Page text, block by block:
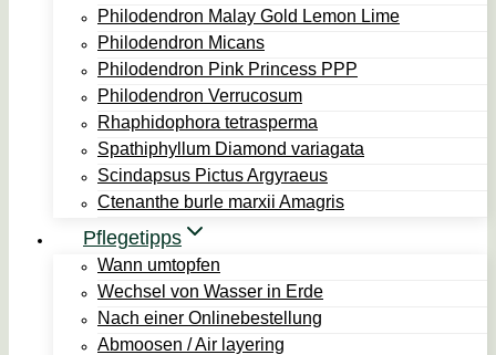
Philodendron Malay Gold Lemon Lime
Philodendron Micans
Philodendron Pink Princess PPP
Philodendron Verrucosum
Rhaphidophora tetrasperma
Spathiphyllum Diamond variagata
Scindapsus Pictus Argyraeus
Ctenanthe burle marxii Amagris
Pflegetipps
Wann umtopfen
Wechsel von Wasser in Erde
Nach einer Onlinebestellung
Abmoosen / Air layering